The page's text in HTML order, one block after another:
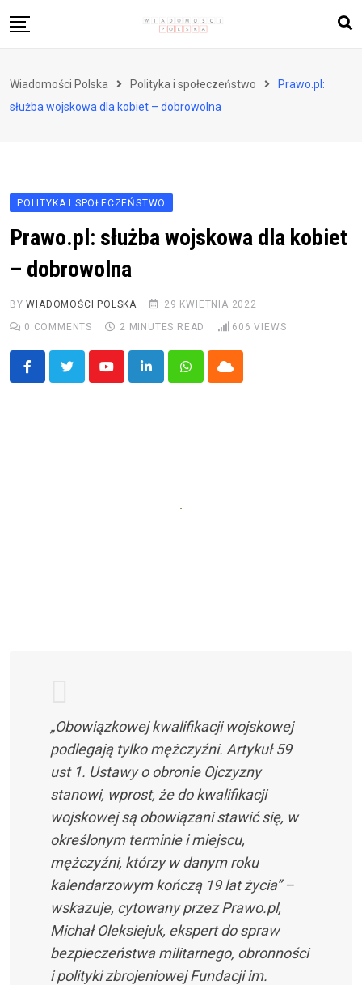
to
Zdrowie i styl życia
Wiadomości Polska Polityka i społeczeństwo
Prawo.pl:
służba wojskowa dla kobiet – dobrowolna
POLITYKA I SPOŁECZEŃSTWO
Prawo.pl: służba wojskowa dla kobiet
– dobrowolna
BYWIADOMOŚCI POLSKA
29 KWIETNIA 2022
0 COMMENTS 2 MINUTES READ 606 VIEWS
YoutubeLinkedInWhatsappCloud
„Obowiązkowej kwalifikacji wojskowej
podlegają tylko mężczyźni. Artykuł 59
ust 1. Ustawy o obronie Ojczyzny
stanowi, wprost, że do kwalifikacji
wojskowej są obowiązani stawić się, w
określonym terminie i miejscu,
mężczyźni, którzy w danym roku
kalendarzowym kończą 19 lat życia” –
wskazuje, cytowany przez Prawo.pl,
Michał Oleksiejuk, ekspert do spraw
bezpieczeństwa militarnego, obronności
i polityki zbrojeniowej Fundacji im.